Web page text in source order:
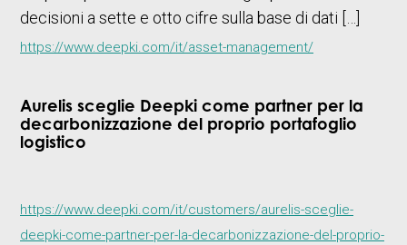
decisioni a sette e otto cifre sulla base di dati […]
https://www.deepki.com/it/asset-management/
Aurelis sceglie Deepki come partner per la
decarbonizzazione del proprio portafoglio
logistico
https://www.deepki.com/it/customers/aurelis-sceglie-
deepki-come-partner-per-la-decarbonizzazione-del-proprio-